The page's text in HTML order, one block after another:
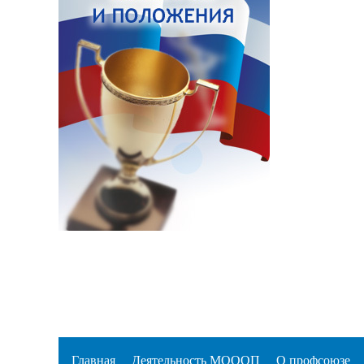
Главная Деятельность МОООП О профсоюзе